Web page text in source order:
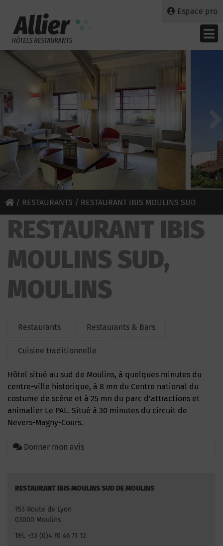
Espace pro
/ RESTAURANTS / RESTAURANT IBIS MOULINS SUD
RESTAURANT IBIS
MOULINS SUD,
MOULINS
Restaurants Restaurants & Bars
Cuisine traditionnelle
Hôtel situé au sud de Moulins, à quelques minutes du
centre-ville historique, à 8 mn du Centre national du
costume de scène et à 25 mn du parc d’attractions et
animalier Le PAL. Situé à 30 minutes du circuit de
Nevers-Magny-Cours.
Donner mon avis
RESTAURANT IBIS MOULINS SUD DE MOULINS
153 Route de Lyon
03000 Moulins
Tél. +33 (0)4 70 46 71 12